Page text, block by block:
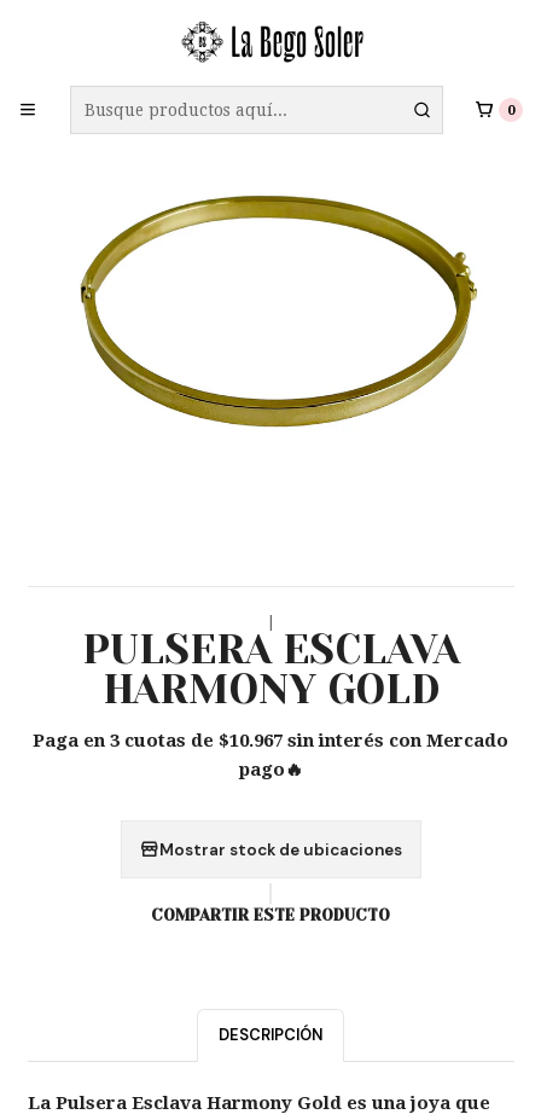
0
ENVÍO GRATIS A TODO CHILE EN COMPRAS SOBRE $69.990
|
PULSERA ESCLAVA
HARMONY GOLD
Paga en 3 cuotas de $10.967 sin interés con Mercado
pago🔥
Mostrar stock de ubicaciones
COMPARTIR ESTE PRODUCTO
DESCRIPCIÓN
La Pulsera Esclava Harmony Gold es una joya que